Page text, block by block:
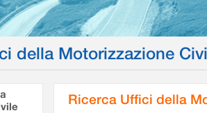
della Motorizzazione
Ricerca Uffici della